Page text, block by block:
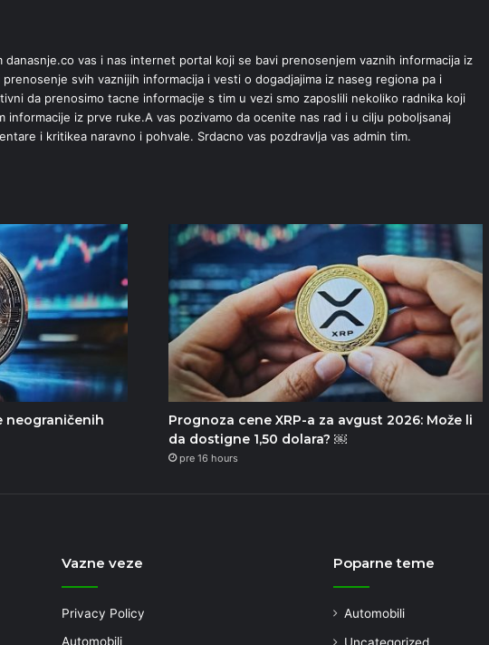
danasnje.co vas i nas internet portal koji se bavi prenosenjem vaznih informacija iz
svih vaznijih informacija i vesti o dogadjajima iz naseg regiona pa i
da prenosimo tacne informacije s tim u vezi smo zaposlili nekoliko radnika koji
iz prve ruke.A vas pozivamo da ocenite nas rad i u cilju poboljsanaj
i kritikea naravno i pohvale. Srdacno vas pozdravlja vas admin tim.
neograničenih
Prognoza cene XRP-a za avgust 2026: Može li
da dostigne 1,50 dolara? ￼
pre 16 hours
Vazne veze
Privacy Policy
Automobili
Poparne teme
Automobili